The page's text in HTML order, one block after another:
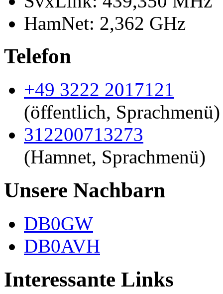
HamNet: 2,362 GHz
Telefon
+49 3222 2017121
(öffentlich, Sprachmenü)
312200713273
(Hamnet, Sprachmenü)
Unsere Nachbarn
DB0GW
DB0AVH
Interessante Links